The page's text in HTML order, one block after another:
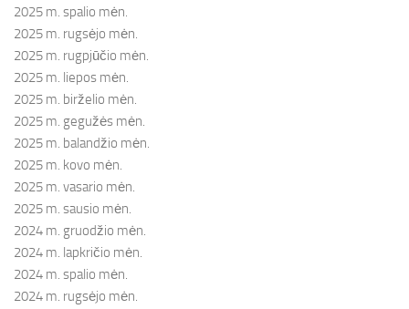
2025 m. spalio mėn.
2025 m. rugsėjo mėn.
2025 m. rugpjūčio mėn.
2025 m. liepos mėn.
2025 m. birželio mėn.
2025 m. gegužės mėn.
2025 m. balandžio mėn.
2025 m. kovo mėn.
2025 m. vasario mėn.
2025 m. sausio mėn.
2024 m. gruodžio mėn.
2024 m. lapkričio mėn.
2024 m. spalio mėn.
2024 m. rugsėjo mėn.